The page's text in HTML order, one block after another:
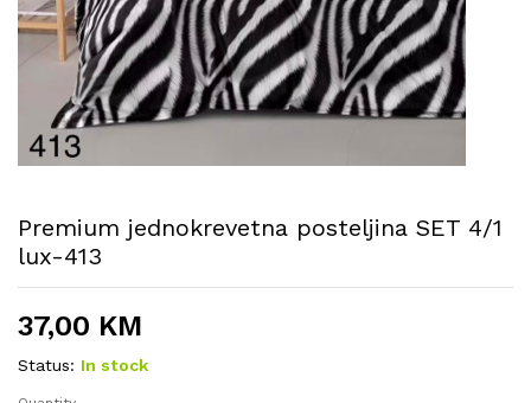
Premium jednokrevetna posteljina SET 4/1
lux-413
37,00 KM
Status: In stock